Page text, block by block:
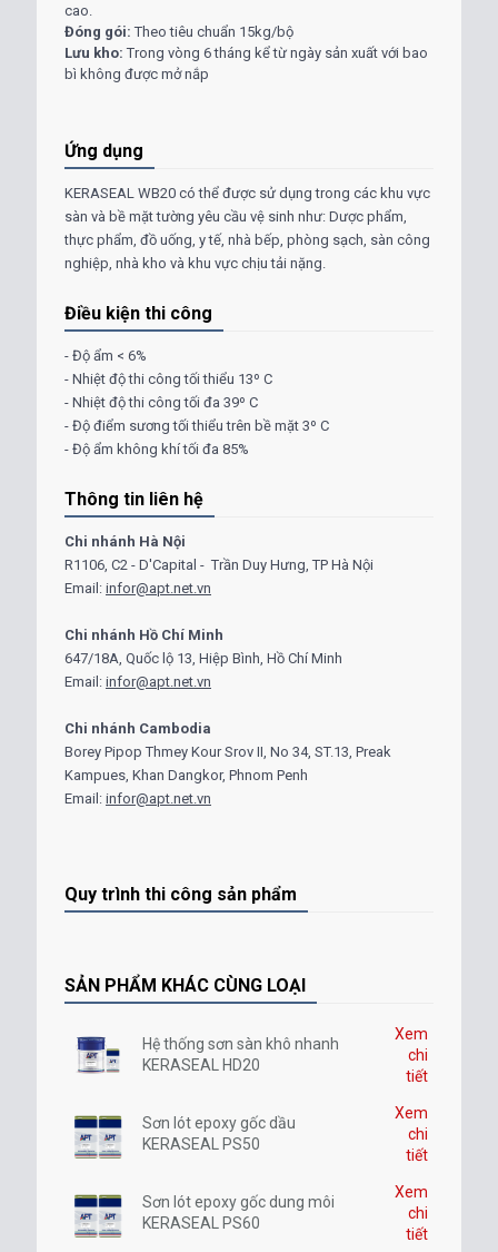
cao.
Đóng gói:Theo tiêu chuẩn 15kg/bộ
Lưu kho:Trong vòng 6 tháng kể từ ngày sản xuất với bao
bì không được mở nắp
Ứng dụng
KERASEAL WB20 có thể được sử dụng trong các khu vực
sàn và bề mặt tường yêu cầu vệ sinh như: Dược phẩm,
thực phẩm, đồ uống, y tế, nhà bếp, phòng sạch, sàn công
nghiệp, nhà kho và khu vực chịu tải nặng.
Điều kiện thi công
- Độ ẩm < 6%
- Nhiệt độ thi công tối thiểu 13º C
- Nhiệt độ thi công tối đa 39º C
- Độ điểm sương tối thiểu trên bề mặt 3º C
- Độ ẩm không khí tối đa 85%
Thông tin liên hệ
Chi nhánh Hà Nội
R1106, C2 - D'Capital - Trần Duy Hưng, TP Hà Nội
Email: infor@apt.net.vn
Chi nhánh Hồ Chí Minh
647/18A, Quốc lộ 13, Hiệp Bình, Hồ Chí Minh
Email: infor@apt.net.vn
Chi nhánh Cambodia
Borey Pipop Thmey Kour Srov II, No 34, ST.13, Preak
Kampues, Khan Dangkor, Phnom Penh
Email: infor@apt.net.vn
Quy trình thi công sản phẩm
SẢN PHẨM KHÁC CÙNG LOẠI
Hệ thống sơn sàn khô nhanh
KERASEAL HD20
Xem
chi
tiết
Sơn lót epoxy gốc dầu
KERASEAL PS50
Xem
chi
tiết
Sơn lót epoxy gốc dung môi
KERASEAL PS60
Xem
chi
tiết